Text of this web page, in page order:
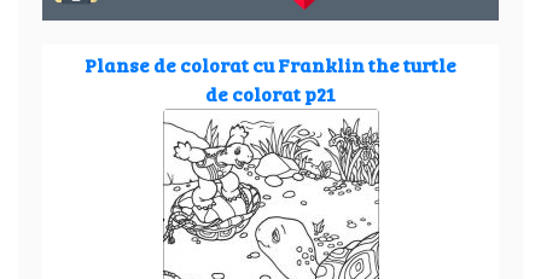
Planse de colorat cu Franklin the turtle
de colorat p21